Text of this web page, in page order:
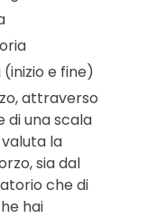
e fine)
attraverso
di una scala
la
sia dal
che di
hai